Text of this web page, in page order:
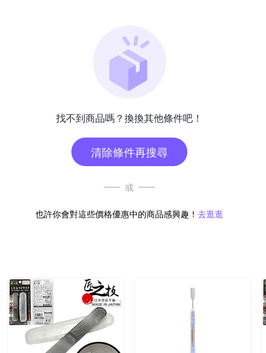
找不到商品嗎？換換其他條件吧！
清除條件再搜尋
或
也許你會對這些價格優惠中的商品感興趣！ 去逛逛